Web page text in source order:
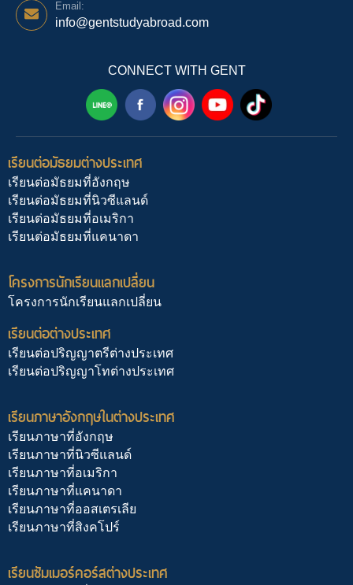
Email:
info@gentstudyabroad.com
CONNECT WITH GENT
เรียนต่อมัธยมต่างประเทศ
เรียนต่อมัธยมที่อังกฤษ
เรียนต่อมัธยมที่นิวซีแลนด์
เรียนต่อมัธยมที่อเมริกา
เรียนต่อมัธยมที่แคนาดา
โครงการนักเรียนแลกเปลี่ยน
โครงการนักเรียนแลกเปลี่ยน
เรียนต่อต่างประเทศ
เรียนต่อปริญญาตรีต่างประเทศ
เรียนต่อปริญญาโทต่างประเทศ
เรียนภาษาอังกฤษในต่างประเทศ
เรียนภาษาที่อังกฤษ
เรียนภาษาที่นิวซีแลนด์
เรียนภาษาที่อเมริกา
เรียนภาษาที่แคนาดา
เรียนภาษาที่ออสเตรเลีย
เรียนภาษาที่สิงคโปร์
เรียนซัมเมอร์คอร์สต่างประเทศ